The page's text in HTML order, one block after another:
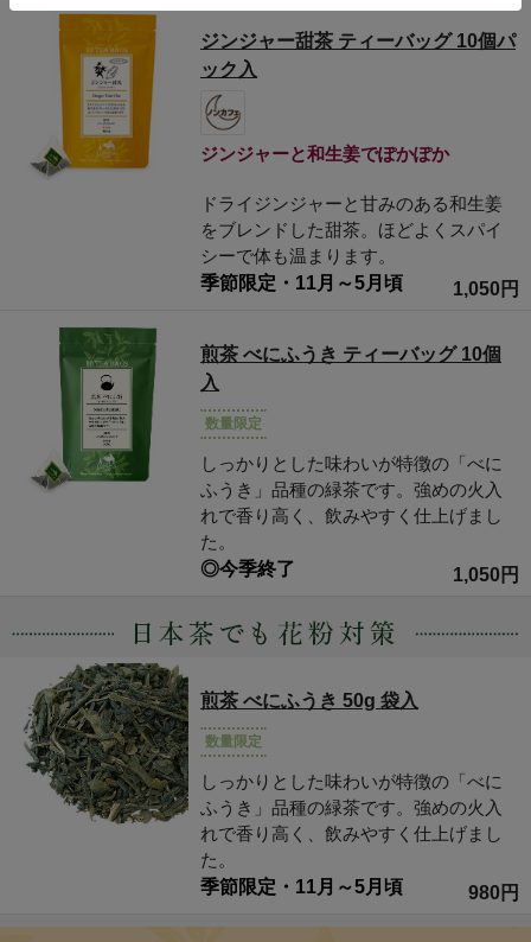
ジンジャー甜茶 ティーバッグ 10個パ
ック入
ジンジャーと和生姜でぽかぽか
ドライジンジャーと甘みのある和生姜
をブレンドした甜茶。ほどよくスパイ
シーで体も温まります。
季節限定・11月～5月頃
1,050円
煎茶 べにふうき ティーバッグ 10個
入
数量限定
しっかりとした味わいが特徴の「べに
ふうき」品種の緑茶です。強めの火入
れで香り高く、飲みやすく仕上げまし
た。
◎今季終了
1,050円
煎茶 べにふうき 50g 袋入
数量限定
しっかりとした味わいが特徴の「べに
ふうき」品種の緑茶です。強めの火入
れで香り高く、飲みやすく仕上げまし
た。
季節限定・11月～5月頃
980円